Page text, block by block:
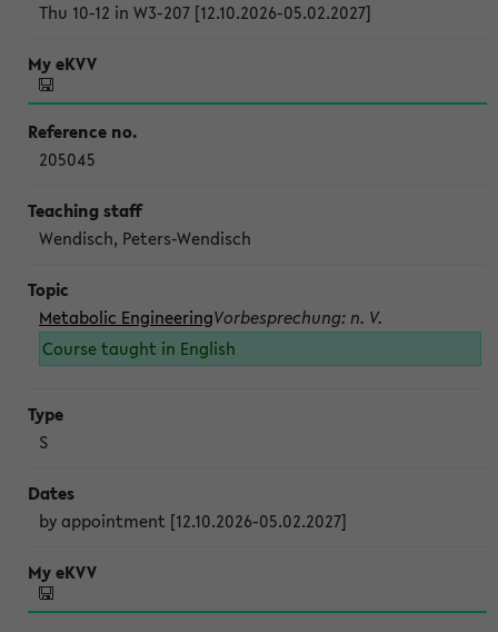
Thu 10-12 in W3-207 [12.10.2026-05.02.2027]
205045
Wendisch, Peters-Wendisch
Metabolic EngineeringVorbesprechung: n. V.
Course taught in English
S
by appointment [12.10.2026-05.02.2027]